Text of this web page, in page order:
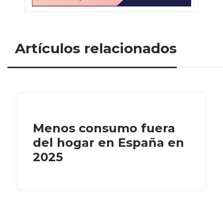
Artículos relacionados
Menos consumo fuera
del hogar en España en
2025